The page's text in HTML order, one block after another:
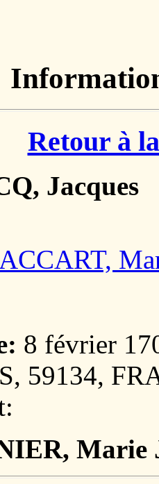
Retour à
Jacques
8 février
59134,
Marie